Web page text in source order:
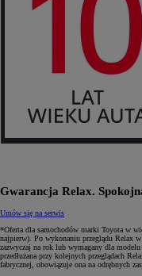
Gwarancja Relax.
Umów się na serwis
*Oferta dla samochodów marki Toyota w
najpierw). Po wykonaniu przeglądu Relax
zazwyczaj na rok lub wymagany dla
przedłużana przy kolejnych przeglądach
fabrycznej, obowiązuje ona na odrębnych